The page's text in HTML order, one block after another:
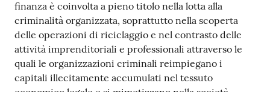
finanza è coinvolta a pieno titolo nella lotta alla
criminalità organizzata, soprattutto nella scoperta
delle operazioni di riciclaggio e nel contrasto delle
attività imprenditoriali e professionali attraverso le
quali le organizzazioni criminali reimpiegano i
capitali illecitamente accumulati nel tessuto